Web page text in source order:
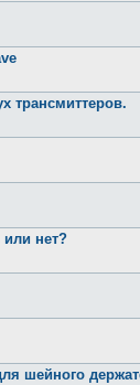
трансмиттеров.
или нет?
шейного